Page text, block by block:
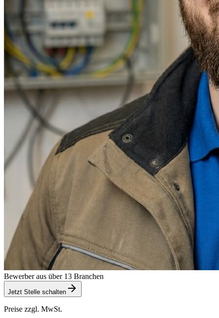
Bewerber aus über 13 Branchen
Jetzt Stelle schalten
Preise zzgl. MwSt.